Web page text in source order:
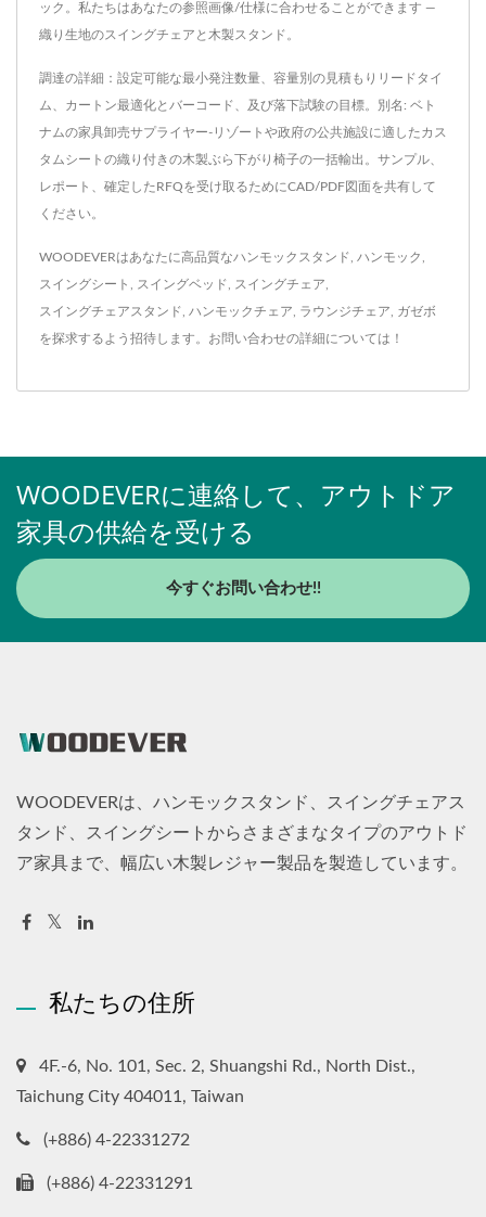
ック。私たちはあなたの参照画像/仕様に合わせることができます —
織り生地のスイングチェアと木製スタンド。
調達の詳細：設定可能な最小発注数量、容量別の見積もりリードタイ
ム、カートン最適化とバーコード、及び落下試験の目標。別名: ベト
ナムの家具卸売サプライヤー-リゾートや政府の公共施設に適したカス
タムシートの織り付きの木製ぶら下がり椅子の一括輸出。サンプル、
レポート、確定したRFQを受け取るためにCAD/PDF図面を共有して
ください。
WOODEVERはあなたに高品質なハンモックスタンド, ハンモック ,
スイングシート , スイングベッド, スイングチェア,
スイングチェアスタンド, ハンモックチェア, ラウンジチェア, ガゼボ
を探求するよう招待します。 お問い合わせの詳細については！
WOODEVERに連絡して、アウトドア
家具の供給を受ける
今すぐお問い合わせ!!
WOODEVERは、ハンモックスタンド、スイングチェアス
タンド、スイングシートからさまざまなタイプのアウトド
ア家具まで、幅広い木製レジャー製品を製造しています。
私たちの住所
4F.-6, No. 101, Sec. 2, Shuangshi Rd., North Dist.,
Taichung City 404011, Taiwan
(+886) 4-22331272
(+886) 4-22331291